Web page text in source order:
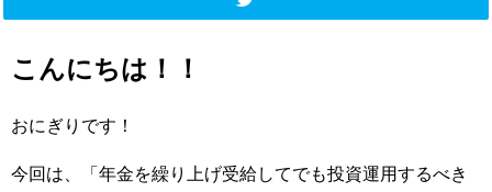
こんにちは！！
おにぎりです！
今回は、「年金を繰り上げ受給してでも投資運用するべき